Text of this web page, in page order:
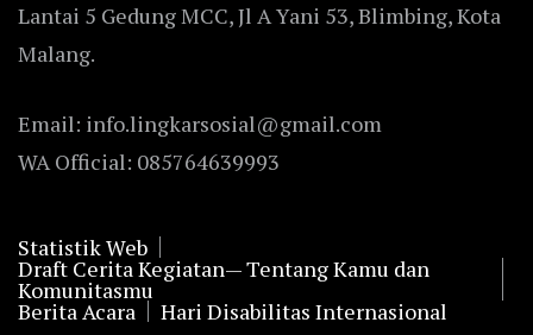
Lantai 5 Gedung MCC, Jl A Yani 53, Blimbing, Kota
Malang.
Email: info.lingkarsosial@gmail.com
WA Official: 085764639993
Statistik Web
Draft Cerita Kegiatan— Tentang Kamu dan
Komunitasmu
Berita Acara Hari Disabilitas Internasional